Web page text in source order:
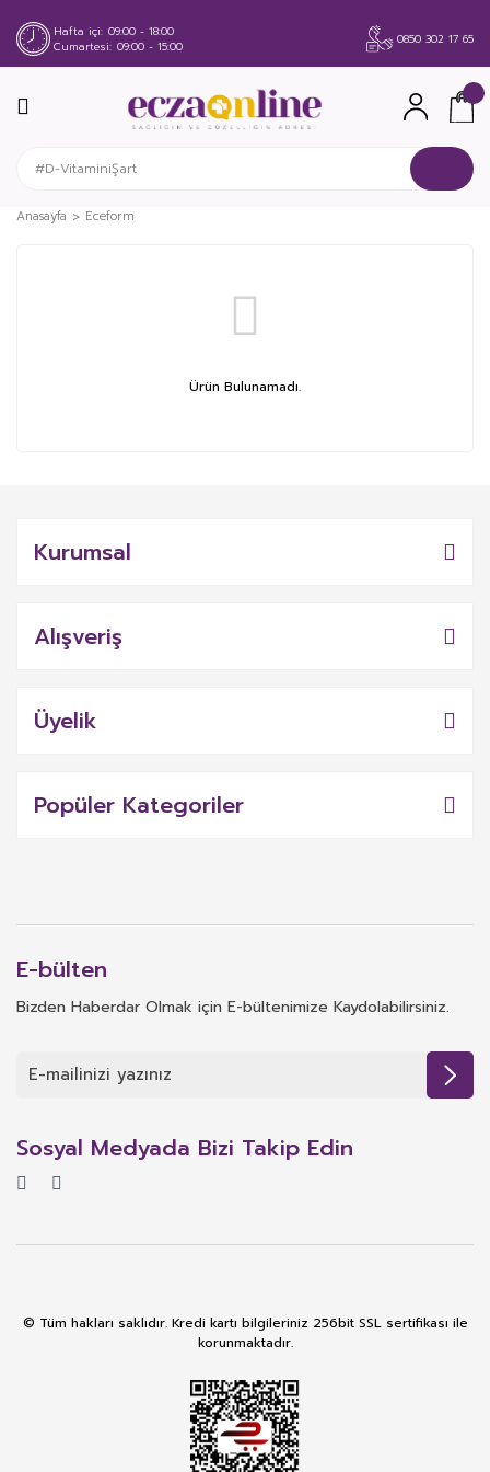
Hafta içi 09:00 - 18:00
Cumartesi 09:00 - 15:00 0850 302 17 65
Anasayfa Eceform
Ürün Bulunamadı.
Kurumsal
Alışveriş
Üyelik
Popüler Kategoriler
E-bülten
Bizden Haberdar Olmak için E-bültenimize Kaydolabilirsiniz.
Sosyal Medyada Bizi Takip Edin
© Tüm hakları saklıdır. Kredi kartı bilgileriniz 256bit SSL sertifikası ile
korunmaktadır.